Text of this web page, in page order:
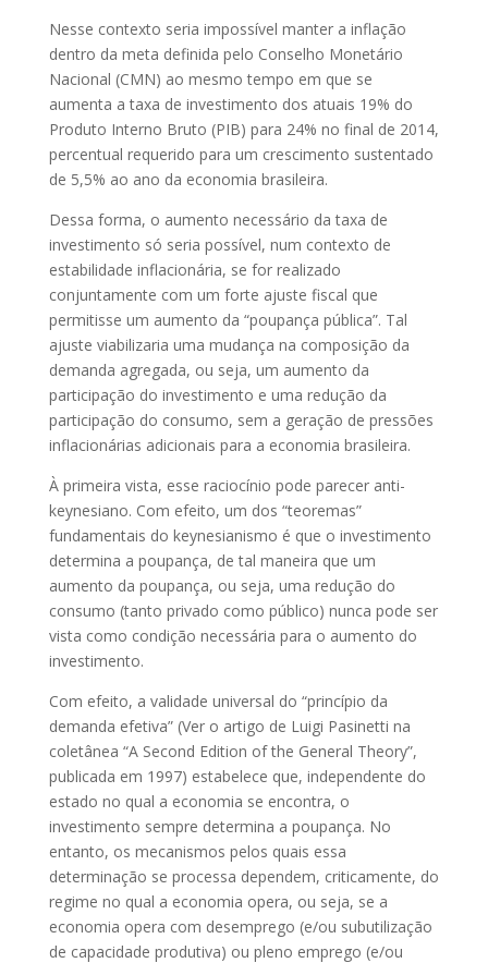
Nesse contexto seria impossível manter a inflação
dentro da meta definida pelo Conselho Monetário
Nacional (CMN) ao mesmo tempo em que se
aumenta a taxa de investimento dos atuais 19% do
Produto Interno Bruto (PIB) para 24% no final de 2014,
percentual requerido para um crescimento sustentado
de 5,5% ao ano da economia brasileira.
Dessa forma, o aumento necessário da taxa de
investimento só seria possível, num contexto de
estabilidade inflacionária, se for realizado
conjuntamente com um forte ajuste fiscal que
permitisse um aumento da “poupança pública”. Tal
ajuste viabilizaria uma mudança na composição da
demanda agregada, ou seja, um aumento da
participação do investimento e uma redução da
participação do consumo, sem a geração de pressões
inflacionárias adicionais para a economia brasileira.
À primeira vista, esse raciocínio pode parecer anti-
keynesiano. Com efeito, um dos “teoremas”
fundamentais do keynesianismo é que o investimento
determina a poupança, de tal maneira que um
aumento da poupança, ou seja, uma redução do
consumo (tanto privado como público) nunca pode ser
vista como condição necessária para o aumento do
investimento.
Com efeito, a validade universal do “princípio da
demanda efetiva” (Ver o artigo de Luigi Pasinetti na
coletânea “A Second Edition of the General Theory”,
publicada em 1997) estabelece que, independente do
estado no qual a economia se encontra, o
investimento sempre determina a poupança. No
entanto, os mecanismos pelos quais essa
determinação se processa dependem, criticamente, do
regime no qual a economia opera, ou seja, se a
economia opera com desemprego (e/ou subutilização
de capacidade produtiva) ou pleno emprego (e/ou